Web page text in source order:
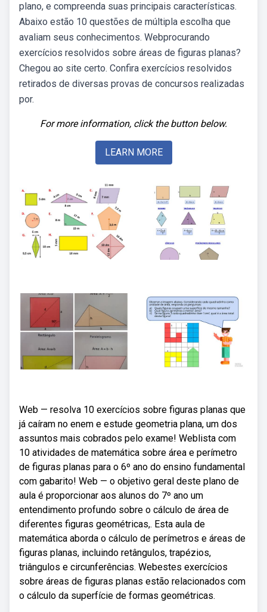
plano, e compreenda suas principais características.
Abaixo estão 10 questões de múltipla escolha que
avaliam seus conhecimentos. Webprocurando
exercícios resolvidos sobre áreas de figuras planas?
Chegou ao site certo. Confira exercícios resolvidos
retirados de diversas provas de concursos realizadas
por.
For more information, click the button below.
LEARN MORE
Web — resolva 10 exercícios sobre figuras planas que
já caíram no enem e estude geometria plana, um dos
assuntos mais cobrados pelo exame! Weblista com
10 atividades de matemática sobre área e perímetro
de figuras planas para o 6º ano do ensino fundamental
com gabarito! Web — o objetivo geral deste plano de
aula é proporcionar aos alunos do 7º ano um
entendimento profundo sobre o cálculo de área de
diferentes figuras geométricas,. Esta aula de
matemática aborda o cálculo de perímetros e áreas de
figuras planas, incluindo retângulos, trapézios,
triângulos e circunferências. Webestes exercícios
sobre áreas de figuras planas estão relacionados com
o cálculo da superfície de formas geométricas.